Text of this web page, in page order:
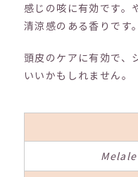
感じの咳に有効です。
清涼感のある香りです。
頭皮のケアに有効で、
いいかもしれません。